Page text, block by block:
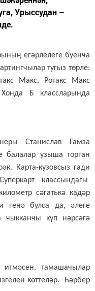
Урыссудан –
егәрлелеге буенча
тугыз төрле:
Макс, Ротакс Макс
Б классларында
Станислав Гамза
балалар узыша торган
Карта-кузовсыз гади
классындагы
сәгатькә кадәр
генә булса да, әлеге
күп нәрсәгә
тамашачылар
көттеләр. Һәрбер